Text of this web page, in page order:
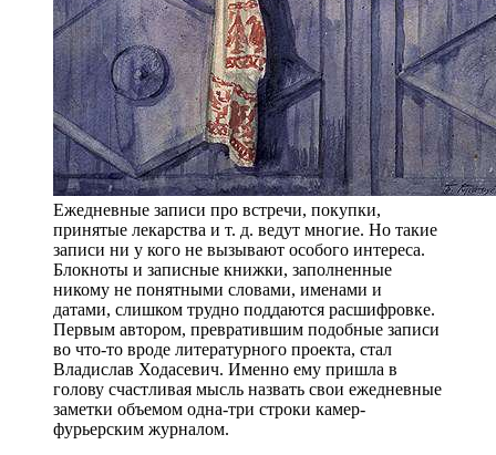
Ежедневные записи про встречи, покупки,
принятые лекарства и т. д. ведут многие. Но такие
записи ни у кого не вызывают особого интереса.
Блокноты и записные книжки, заполненные
никому не понятными словами, именами и
датами, слишком трудно поддаются расшифровке.
Первым автором, превратившим подобные записи
во что-то вроде литературного проекта, стал
Владислав Ходасевич. Именно ему пришла в
голову счастливая мысль назвать свои ежедневные
заметки объемом одна-три строки камер-
фурьерским журналом.